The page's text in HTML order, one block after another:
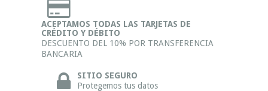
ACEPTAMOS TODAS LAS TARJETAS DE
CRÉDITO Y DÉBITO
DESCUENTO DEL 10% POR TRANSFERENCIA
BANCARIA
SITIO SEGURO
Protegemos tus datos